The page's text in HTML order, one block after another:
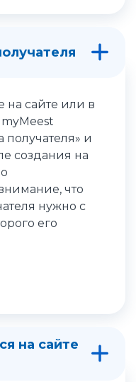
на сайте или в
и
создания на
что
нужно с
его
на сайте